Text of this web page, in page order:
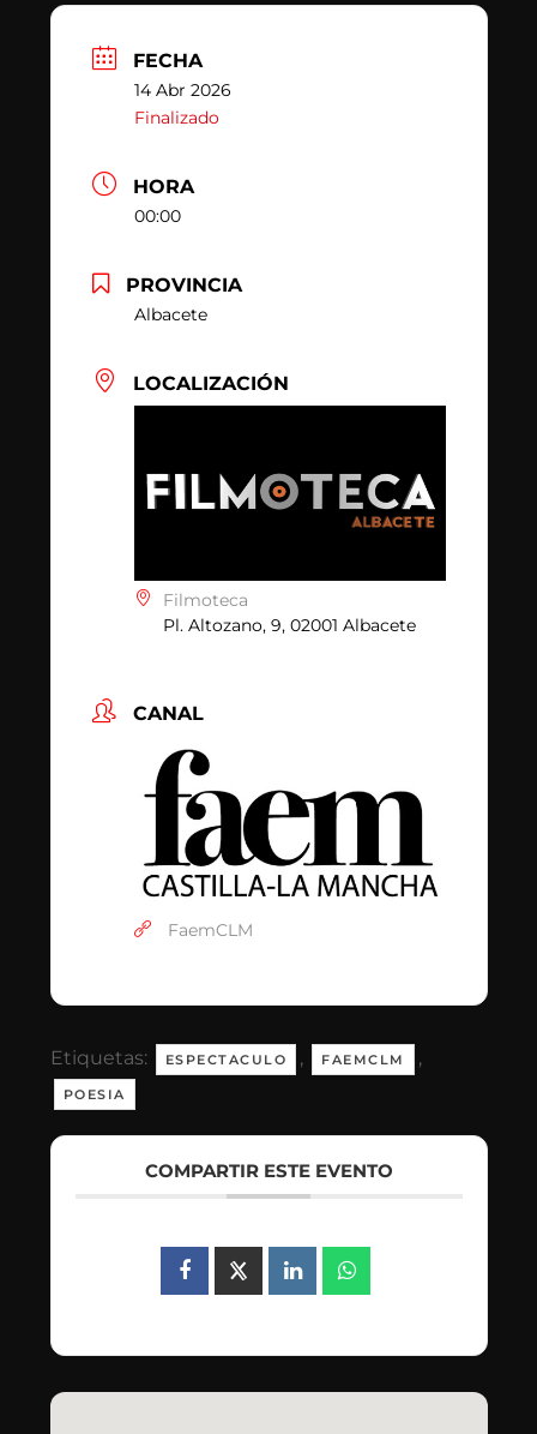
FECHA
14 Abr 2026
Finalizado
HORA
00:00
PROVINCIA
Albacete
LOCALIZACIÓN
Filmoteca
Pl. Altozano, 9, 02001 Albacete
CANAL
FaemCLM
Etiquetas: ESPECTACULO , FAEMCLM ,
POESIA
COMPARTIR ESTE EVENTO